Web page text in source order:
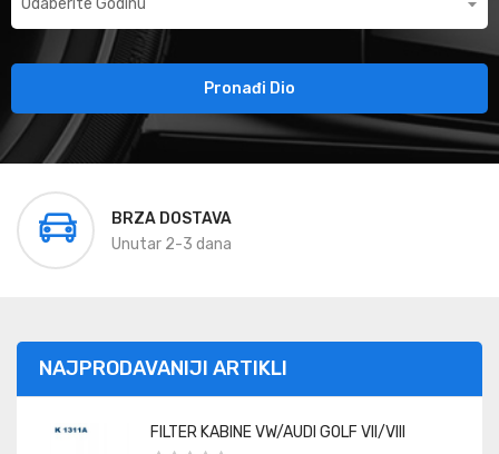
Pronađi Dio
BRZA DOSTAVA
Unutar 2-3 dana
NAJPRODAVANIJI ARTIKLI
FILTER KABINE VW/AUDI GOLF VII/VIII